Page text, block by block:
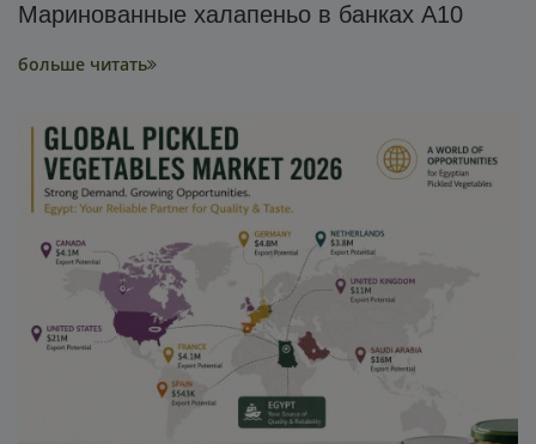
Маринованные халапеньо в банках A10
больше читать